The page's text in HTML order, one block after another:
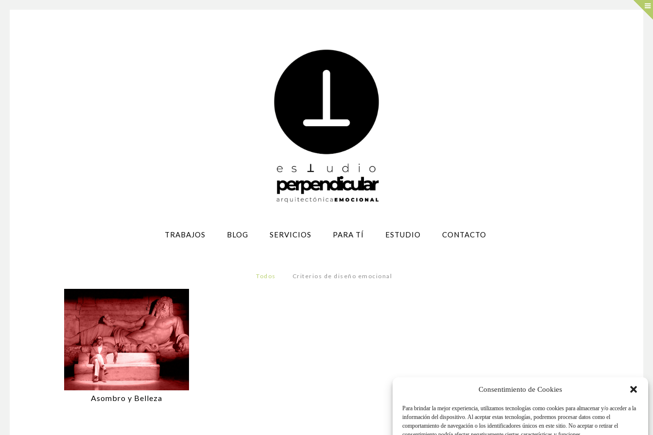
Consentimiento de Cookies
Para brindar la mejor experiencia, utilizamos tecnologías como cookies para almacenar y/o acceder a la
información del dispositivo. Al aceptar estas tecnologías, podremos procesar datos como el
comportamiento de navegación o los identificadores únicos en este sitio. No aceptar o retirar el
TRABAJOS BLOG SERVICIOS PARA TÍ ESTUDIO CONTACTO
Todos Criterios de diseño emocional
Asombro y Belleza